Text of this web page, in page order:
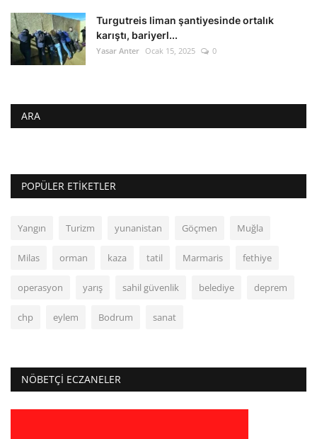
Turgutreis liman şantiyesinde ortalık
karıştı, bariyerl...
Yasar Anter Ocak 15, 2025 0
ARA
POPÜLER ETIKETLER
Yangın Turizm yunanistan Göçmen Muğla
Milas orman kaza tatil Marmaris fethiye
operasyon yarış sahil güvenlik belediye deprem
chp eylem Bodrum sanat
NÖBETÇI ECZANELER